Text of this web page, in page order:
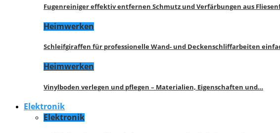
Fugenreiniger effektiv entfernen Schmutz und Verfärbungen aus
Heimwerken
Schleifgiraffen für professionelle Wand- und Deckenschliffarbeiten
Heimwerken
Vinylboden verlegen und pflegen – Materialien, Eigenschaften und…
Elektronik
Elektronik